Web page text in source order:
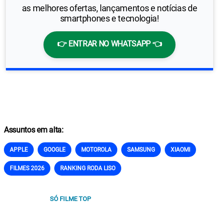
as melhores ofertas, lançamentos e notícias de
smartphones e tecnologia!
👉 ENTRAR NO WHATSAPP 👈
Assuntos em alta:
APPLE GOOGLE MOTOROLA SAMSUNG XIAOMI
FILMES 2026 RANKING RODA LISO
SÓ FILME TOP